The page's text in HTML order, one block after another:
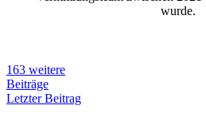
wurde.
163 weitere
Beiträge
Letzter Beitrag